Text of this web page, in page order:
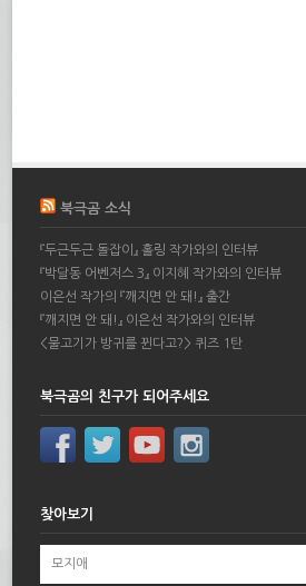
북극곰 소식
『두근두근 돌잡이』 홀링 작가와의 인터뷰
『박달동 어벤저스 3』 이지혜 작가와의 인터뷰
이은선 작가의 『깨지면 안 돼!』 출간
『깨지면 안 돼!』 이은선 작가와의 인터뷰
<물고기가 방귀를 뀐다고?> 퀴즈 1탄
북극곰의 친구가 되어주세요
찾아보기